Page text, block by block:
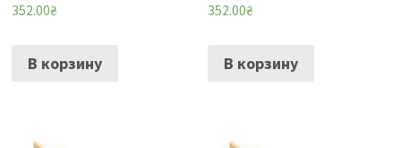
352.00₴
В корзину
352.00₴
В корзину